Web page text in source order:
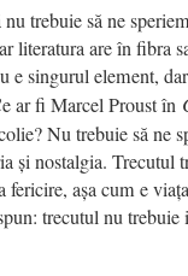
trebuie să ne
literatura are în fibra
e singurul element,
ar fi Marcel Proust în
Nu trebuie să ne
și nostalgia. Trecutul
fericire, așa cum e
trecutul nu trebuie